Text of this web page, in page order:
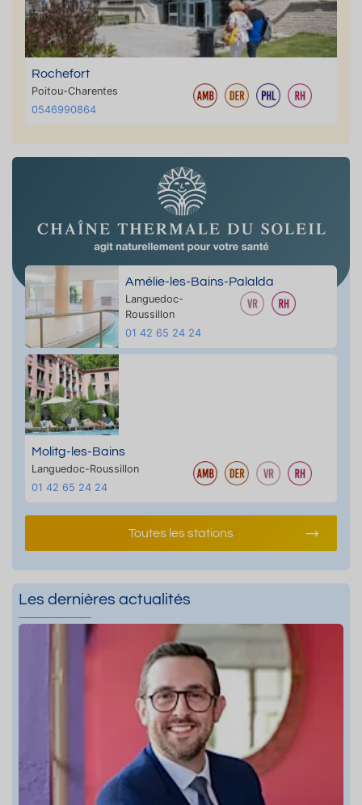
Rochefort
Poitou-Charentes
0546990864
Amélie-les-Bains-Palalda
Languedoc-
Roussillon
01 42 65 24 24
Molitg-les-Bains
Languedoc-Roussillon
01 42 65 24 24
Toutes les stations
Les dernières actualités